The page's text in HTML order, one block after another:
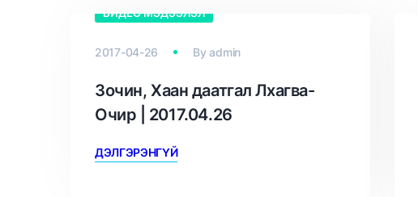
ВИДЕО МЭДЭЭЛЭЛ
2017-04-26 Byadmin
Зочин, Хаан даатгал Лхагва-
Очир | 2017.04.26
ДЭЛГЭРЭНГҮЙ